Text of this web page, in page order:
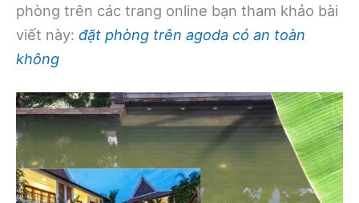
phòng trên các trang online bạn tham khảo bài
viết này: đặt phòng trên agoda có an toàn
không